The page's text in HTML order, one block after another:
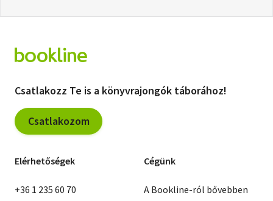
Csatlakozz Te is a könyvrajongók táborához!
Csatlakozom
Elérhetőségek
+36 1 235 60 70
Cégünk
A Bookline-ról bővebben